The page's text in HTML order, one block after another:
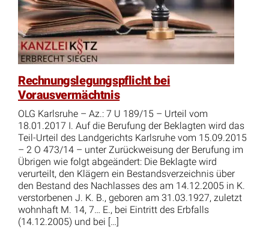
Rechnungslegungspflicht bei
Vorausvermächtnis
OLG Karlsruhe – Az.: 7 U 189/15 – Urteil vom
18.01.2017 I. Auf die Berufung der Beklagten wird das
Teil-Urteil des Landgerichts Karlsruhe vom 15.09.2015
– 2 O 473/14 – unter Zurückweisung der Berufung im
Übrigen wie folgt abgeändert: Die Beklagte wird
verurteilt, den Klägern ein Bestandsverzeichnis über
den Bestand des Nachlasses des am 14.12.2005 in K.
verstorbenen J. K. B., geboren am 31.03.1927, zuletzt
wohnhaft M. 14, 7… E., bei Eintritt des Erbfalls
(14.12.2005) und bei […]